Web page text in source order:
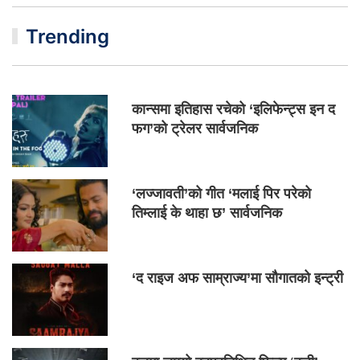
Trending
कान्समा इतिहास रचेको ‘इलिफेन्ट्स इन द
फग’को ट्रेलर सार्वजनिक
‘लज्जावती’को गीत ‘मलाई पिर परेको
तिम्लाई के थाहा छ’ सार्वजनिक
‘द राइज अफ साम्राज्य’मा सौगातको इन्ट्री